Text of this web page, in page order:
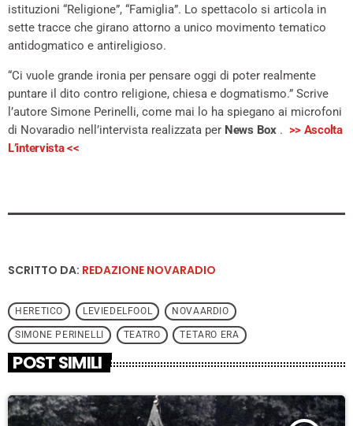
istituzioni “Religione”, “Famiglia”. Lo spettacolo si articola in
sette tracce che girano attorno a unico movimento tematico
antidogmatico e antireligioso.
“Ci vuole grande ironia per pensare oggi di poter realmente
puntare il dito contro religione, chiesa e dogmatismo.” Scrive
l’autore Simone Perinelli, come mai lo ha spiegano ai microfoni
di Novaradio nell’intervista realizzata per News Box. >> Ascolta
L’intervista <<
SCRITTO DA: REDAZIONE NOVARADIO
HERETICO LEVIEDELFOOL NOVAARDIO
SIMONE PERINELLI TEATRO TETARO ERA
POST SIMILI